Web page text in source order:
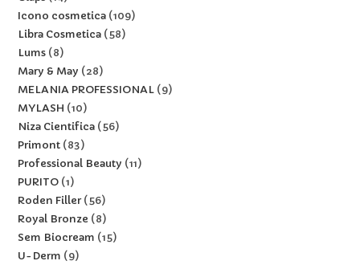
Icono cosmetica 109
Libra Cosmetica 58
Lums 8
Mary & May
28
MELANIA PROFESSIONAL 9
MYLASH
10
Niza Cientifica 56
Primont 83
Professional Beauty
11
PURITO 1
Roden Filler 56
Royal Bronze
8
Sem Biocream
15
U-Derm
9